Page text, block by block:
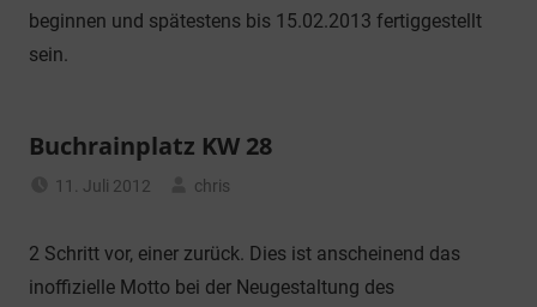
beginnen und spätestens bis 15.02.2013 fertiggestellt
sein.
Buchrainplatz KW 28
11. Juli 2012
chris
2 Schritt vor, einer zurück. Dies ist anscheinend das
inoffizielle Motto bei der Neugestaltung des